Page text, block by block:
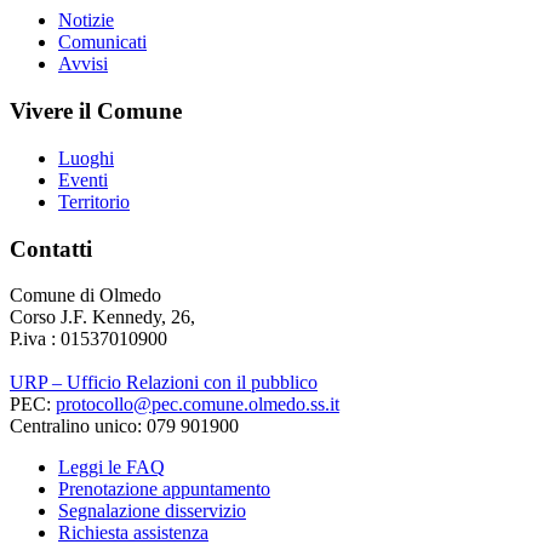
Notizie
Comunicati
Avvisi
Vivere il Comune
Luoghi
Eventi
Territorio
Contatti
Comune di Olmedo
Corso J.F. Kennedy, 26,
P.iva : 01537010900
URP – Ufficio Relazioni con il pubblico
PEC: protocollo@pec.comune.olmedo.ss.it
Centralino unico: 079 901900
Leggi le FAQ
Prenotazione appuntamento
Segnalazione disservizio
Richiesta assistenza